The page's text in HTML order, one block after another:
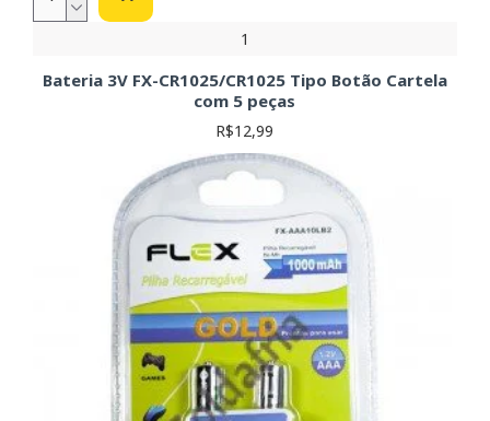
1
Bateria 3V FX-CR1025/CR1025 Tipo Botão Cartela
com 5 peças
R$12,99